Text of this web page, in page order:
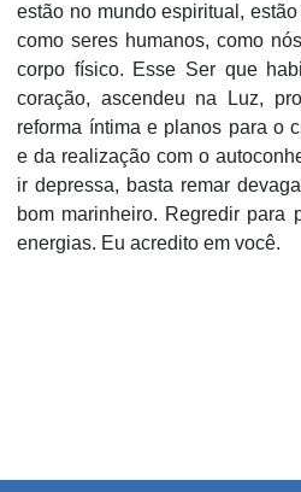
estão no mundo espiritual,
como seres humanos, como
corpo físico. Esse Ser que
coração, ascendeu na Luz,
reforma íntima e planos para o
e da realização com o
ir depressa, basta remar
bom marinheiro. Regredir para
energias. Eu acredito em você.